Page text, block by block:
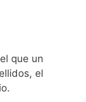
que un
el